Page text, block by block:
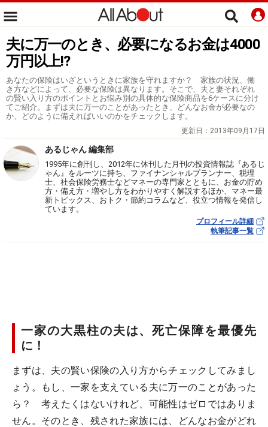
夫に万一のとき、必要になるお金は4000
万円以上!?
あなたの保険はいざというときに家族を守れますか？ 家族の状況、働
き方などによって、必要な保険は異なります。そこで、夫と妻それぞれ
の賢い入り方のポイントとお悩み別の具体的な保険商品を6ケースに分け
てご紹介。まずは夫に万一のことがあったとき、どんなお金が必要なの
か、どのように備えればいいのかをチェックします。
更新日： 2013年09月17日
あるじゃん 編集部
1995年に創刊し、2012年に休刊した月刊の投資情報誌『あるじ
ゃん』をルーツに持ち、ファイナンシャルプランナー、税理
士、社会保険労務士などマネーの専門家とともに、お金の貯め
方・備え方・増やし方をわかりやすく解説するほか、マネー最
新トピックス、おトク・節約コラムなど、役立つ情報を発信し
ています。
プロフィール詳細
執筆記事一覧
一家の大黒柱の夫は、死亡保障を最優先
に！
まずは、夫の賢い保険の入り方からチェックしてみまし
ょう。もし、一家を支えている夫に万一のことがあった
ら？ 考えたくはないけれど、可能性はゼロではありま
せん。そのとき、残された家族には、どんなお金がどれ